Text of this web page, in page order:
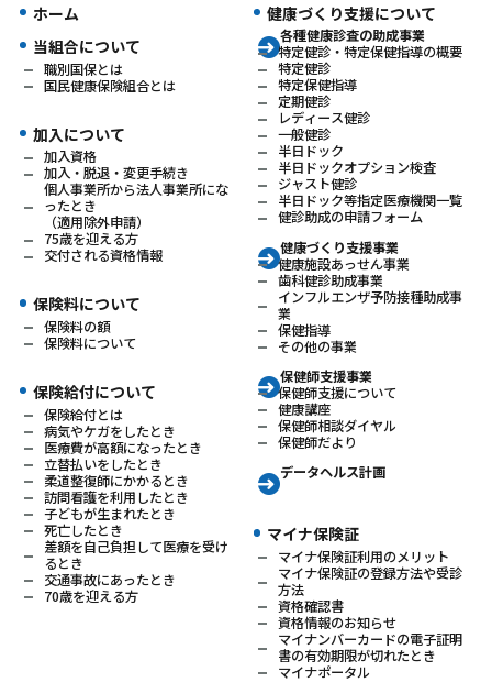
ホーム
当組合について
職別国保とは
国民健康保険組合とは
加入について
加入資格
加入・脱退・変更手続き
個人事業所から法人事業所にな
ったとき
（適用除外申請）
75歳を迎える方
交付される資格情報
保険料について
保険料の額
保険料について
保険給付について
保険給付とは
病気やケガをしたとき
医療費が高額になったとき
立替払いをしたとき
柔道整復師にかかるとき
訪問看護を利用したとき
子どもが生まれたとき
死亡したとき
差額を自己負担して医療を受け
るとき
交通事故にあったとき
70歳を迎える方
健康づくり支援について
各種健康診査の助成事業
特定健診・特定保健指導の概要
特定健診
特定保健指導
定期健診
レディース健診
一般健診
半日ドック
半日ドックオプション検査
ジャスト健診
半日ドック等指定医療機関一覧
健診助成の申請フォーム
健康づくり支援事業
健康施設あっせん事業
歯科健診助成事業
インフルエンザ予防接種助成事
業
保健指導
その他の事業
保健師支援事業
保健師支援について
健康講座
保健師相談ダイヤル
保健師だより
データヘルス計画
マイナ保険証
マイナ保険証利用のメリット
マイナ保険証の登録方法や受診
方法
資格確認書
資格情報のお知らせ
マイナンバーカードの電子証明
書の有効期限が切れたとき
マイナポータル